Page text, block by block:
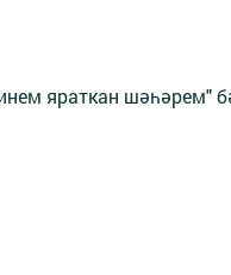
яраткан шәһәрем"